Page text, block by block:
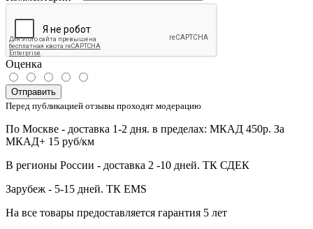
Оценка
Отправить
Перед публикацией отзывы проходят модерацию
По Москве - доставка 1-2 дня. в пределах: МКАД 450р. За
МКАД+ 15 руб/км
В регионы России - доставка 2 -10 дней. ТК СДЕК
Зарубеж - 5-15 дней. ТК EMS
На все товары предоставляется гарантия 5 лет